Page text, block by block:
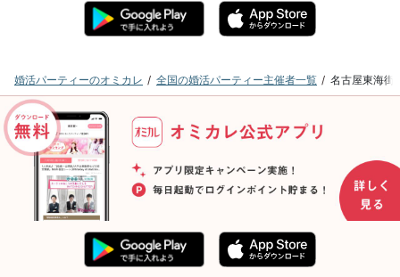
婚活パーティーのオミカレ 全国の婚活パーティー主催者一覧 名古屋東海街